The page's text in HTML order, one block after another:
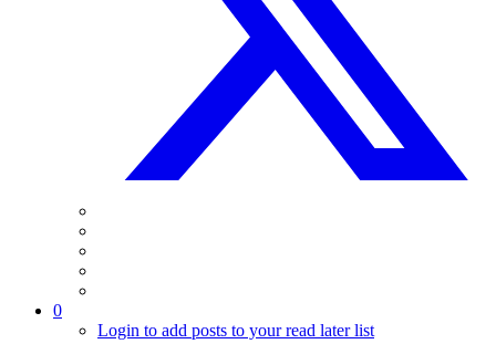
0
Login to add posts to your read later list